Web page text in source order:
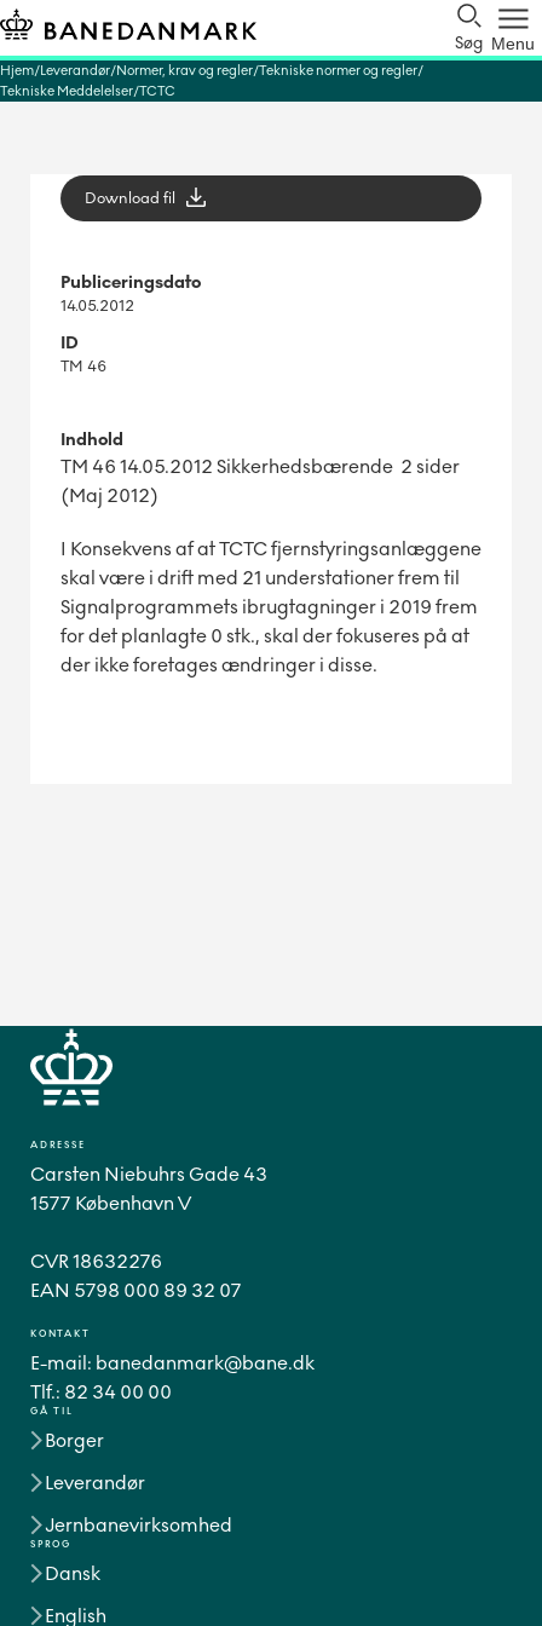
Søg Menu
Hjem Leverandør Normer, krav og regler Tekniske normer og regler
Tekniske Meddelelser TCTC
Download fil
Publiceringsdato
14.05.2012
ID
TM 46
Indhold
TM 46 14.05.2012 Sikkerhedsbærende 2 sider
(Maj 2012)
I Konsekvens af at TCTC fjernstyringsanlæggene
skal være i drift med 21 understationer frem til
Signalprogrammets ibrugtagninger i 2019 frem
for det planlagte 0 stk., skal der fokuseres på at
der ikke foretages ændringer i disse.
GÅ TIL
Borger
Leverandør
Jernbanevirksomhed
SPROG
Dansk
English
ADRESSE
Carsten Niebuhrs Gade 43
1577 København V
CVR 18632276
EAN 5798 000 89 32 07
KONTAKT
E-mail: banedanmark@bane.dk
Tlf.: 82 34 00 00